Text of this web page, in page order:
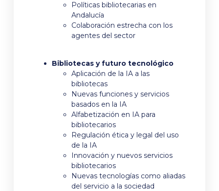
Políticas bibliotecarias en
Andalucía
Colaboración estrecha con los
agentes del sector
Bibliotecas y futuro tecnológico
Aplicación de la IA a las
bibliotecas
Nuevas funciones y servicios
basados en la IA
Alfabetización en IA para
bibliotecarios
Regulación ética y legal del uso
de la IA
Innovación y nuevos servicios
bibliotecarios
Nuevas tecnologías como aliadas
del servicio a la sociedad